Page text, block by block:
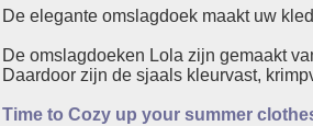
De elegante omslagdoek maakt uw
De omslagdoeken Lola zijn gemaakt
Daardoor zijn de sjaals kleurvast,
Time to Cozy up your summer